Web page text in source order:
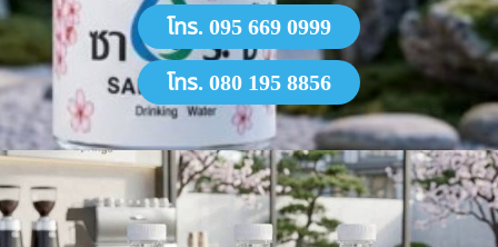
โทร. 095 669 0999
โทร. 080 195 8856